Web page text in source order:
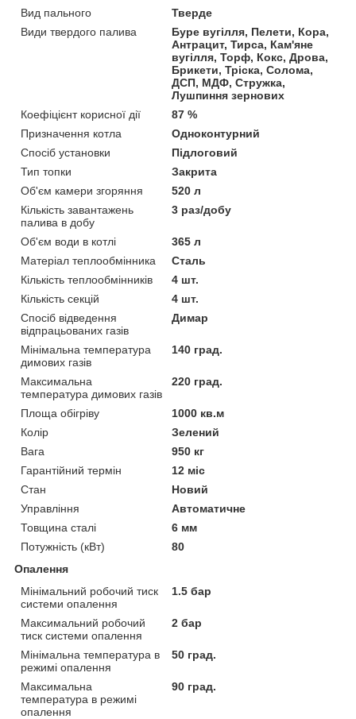
Вид пального
Тверде
Види твердого палива
Буре вугілля, Пелети, Кора,
Антрацит, Тирса, Кам'яне
вугілля, Торф, Кокс, Дрова,
Брикети, Тріска, Солома,
ДСП, МДФ, Стружка,
Лушпиння зернових
Коефіцієнт корисної дії
87 %
Призначення котла
Одноконтурний
Спосіб установки
Підлоговий
Тип топки
Закрита
Об'єм камери згоряння
520 л
Кількість завантажень
палива в добу
3 раз/добу
Об'єм води в котлі
365 л
Матеріал теплообмінника
Сталь
Кількість теплообмінників
4 шт.
Кількість секцій
4 шт.
Спосіб відведення
відпрацьованих газів
Димар
Мінімальна температура
димових газів
140 град.
Максимальна
температура димових газів
220 град.
Площа обігріву
1000 кв.м
Колір
Зелений
Вага
950 кг
Гарантійний термін
12 міс
Стан
Новий
Управління
Автоматичне
Товщина сталі
6 мм
Потужність (кВт)
80
Опалення
Мінімальний робочий тиск
системи опалення
1.5 бар
Максимальний робочий
тиск системи опалення
2 бар
Мінімальна температура в
режимі опалення
50 град.
Максимальна
температура в режимі
опалення
90 град.